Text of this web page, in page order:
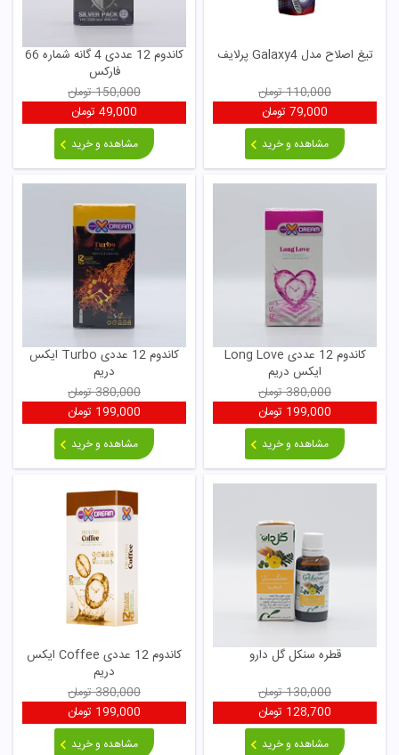
تیغ اصلاح مدل Galaxy4 پرلایف
110,000تومان
79,000 تومان
مشاهده و خرید
کاندوم 12 عددی 4 گانه شماره 66
فارکس
150,000تومان
49,000 تومان
مشاهده و خرید
کاندوم 12 عددی Long Love
ایکس دریم
380,000تومان
199,000 تومان
مشاهده و خرید
کاندوم 12 عددی Turbo ایکس
دریم
380,000تومان
199,000 تومان
مشاهده و خرید
قطره سنکل گل دارو
130,000تومان
128,700 تومان
مشاهده و خرید
کاندوم 12 عددی Coffee ایکس
دریم
380,000تومان
199,000 تومان
مشاهده و خرید